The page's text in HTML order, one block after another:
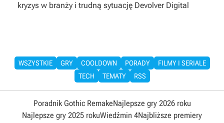
kryzys w branży i trudną sytuację Devolver Digital
WSZYSTKIE GRY COOLDOWN PORADY
FILMY I SERIALE
TECH
TEMATY RSS
Poradnik Gothic RemakeNajlepsze gry 2026 roku
Najlepsze gry 2025 rokuWiedźmin 4Najbliższe premiery